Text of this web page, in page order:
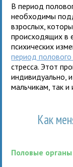
В период
необходимы
взрослых,
происходящих в
психических
период полового
стресса. Этот
индивидуально,
мальчикам, так и
Как
Половые органы